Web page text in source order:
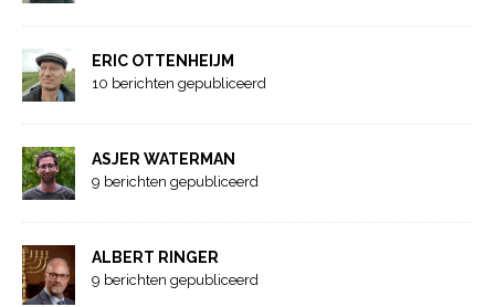
ERIC OTTENHEIJM
10 berichten gepubliceerd
ASJER WATERMAN
9 berichten gepubliceerd
ALBERT RINGER
9 berichten gepubliceerd